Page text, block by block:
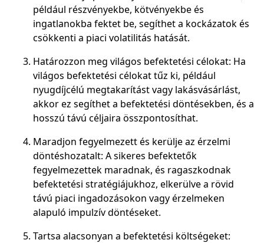
például részvényekbe, kötvényekbe és
ingatlanokba fektet be, segíthet a kockázatok és
csökkenti a piaci volatilitás hatását.
Határozzon meg világos befektetési célokat: Ha
világos befektetési célokat tűz ki, például
nyugdíjcélú megtakarítást vagy lakásvásárlást,
akkor ez segíthet a befektetési döntésekben, és a
hosszú távú céljaira összpontosíthat.
Maradjon fegyelmezett és kerülje az érzelmi
döntéshozatalt: A sikeres befektetők
fegyelmezettek maradnak, és ragaszkodnak
befektetési stratégiájukhoz, elkerülve a rövid
távú piaci ingadozásokon vagy érzelmeken
alapuló impulzív döntéseket.
Tartsa alacsonyan a befektetési költségeket: